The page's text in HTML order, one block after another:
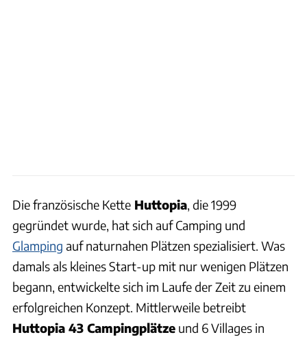
Die französische Kette Huttopia, die 1999
gegründet wurde, hat sich auf Camping und
Glamping auf naturnahen Plätzen spezialisiert. Was
damals als kleines Start-up mit nur wenigen Plätzen
begann, entwickelte sich im Laufe der Zeit zu einem
erfolgreichen Konzept. Mittlerweile betreibt
Huttopia 43 Campingplätze und 6 Villages in